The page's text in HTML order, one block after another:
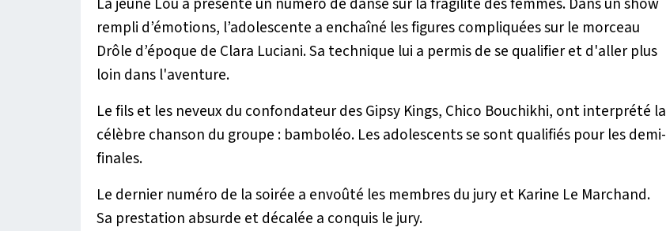
rempli d’émotions, l’adolescente a enchaîné les figures compliquées sur le morceau
Drôle d’époque de Clara Luciani. Sa technique lui a permis de se qualifier et d'aller plus
loin dans l'aventure.
Le fils et les neveux du confondateur des Gipsy Kings, Chico Bouchikhi, ont interprété la
célèbre chanson du groupe : bamboléo. Les adolescents se sont qualifiés pour les demi-
finales.
Le dernier numéro de la soirée a envoûté les membres du jury et Karine Le Marchand.
Sa prestation absurde et décalée a conquis le jury.